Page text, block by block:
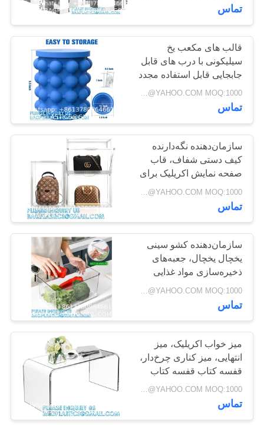
کنترل
کیفیت
تماس
بگیرید
درخواست
نقل
قول
SITEMAP
PRIVACY
POLICY
تولیدات کمپینگ
تامینات BAGEASE
181
محصولات فضای باز
لوازم جانبی تولید
کیسه
90
محصولات ساحل
عرضه BAGEASE
تولید
88
نمایش کمد صنایع دستی
تماس
قالب های مکعب یخ
سیلیکونی با درب های قابل
جابجایی قابل استفاده مجدد
و بدون BPA برای ویسکی،
کوکتل، یخ ایمن انعطاف
پذیر قابل انباشته شدن
Negotiable BAGPLASTICS@YAHOO.COM MOQ:1000 قطعه اسکایپ: mydearneil
تماس
سازمان‌دهنده نگه‌دارنده
کیف دستی شفاف، قاب
صفحه نمایش اکریلیک برای
کیف و سازمان‌دهنده
ذخیره‌سازی کیف دستی
برای گنجه، Stacka
تماس
سازمان‌دهنده کشو سینی
یخچال یخچال، جعبه‌های
ذخیره‌سازی مواد غذایی
قابل روی هم چیدن
آشپزخانه خانه ذخیره‌سازی
سبزیجات
Negotiable BAGPLASTICS@YAHOO.COM MOQ:1000 قطعه اسکایپ: mydearneil
تماس
میز خواب اکریلیک، میز
انتهایی، میز کناری چرخ‌دار،
قفسه کتاب قفسه کتاب
اکریلیک کاردستی مبلمان
شفاف
Negotiable BAGPLASTICS@YAHOO.COM MOQ:1000 قطعه اسکایپ: mydearneil
تماس